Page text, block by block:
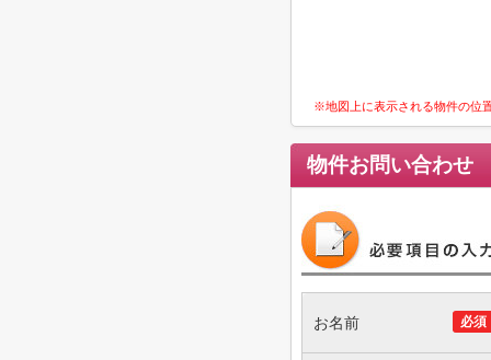
※地図上に表示される物件の位
物件お問い合わせ
必須
お名前